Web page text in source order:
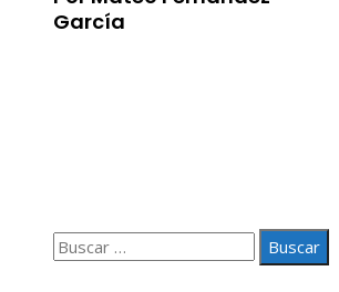
García
Buscar: